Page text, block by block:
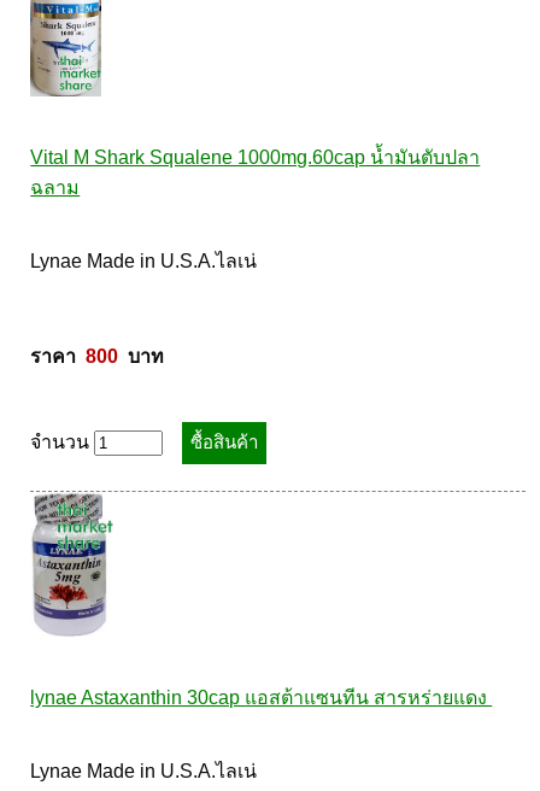
Vital M Shark Squalene 1000mg.60cap น้ำมันตับปลา
ฉลาม
Lynae Made in U.S.A.ไลเน่
ราคา 800
  บาท
จำนวน
lynae Astaxanthin 30cap แอสต้าแซนทีน สารหร่ายแดง
Lynae Made in U.S.A.ไลเน่